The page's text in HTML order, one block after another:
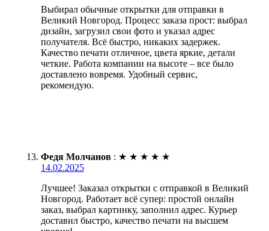
Выбирал обычные открытки для отправки в
Великий Новгород. Процесс заказа прост: выбрал
дизайн, загрузил свои фото и указал адрес
получателя. Всё быстро, никаких задержек.
Качество печати отличное, цвета яркие, детали
четкие. Работа компании на высоте – все было
доставлено вовремя. Удобный сервис,
рекомендую.
Федя Молчанов : ★ ★ ★ ★ ★
14.02.2025
Лучшее! Заказал открытки с отправкой в Великий
Новгород. Работает всё супер: простой онлайн
заказ, выбрал картинку, заполнил адрес. Курьер
доставил быстро, качество печати на высшем